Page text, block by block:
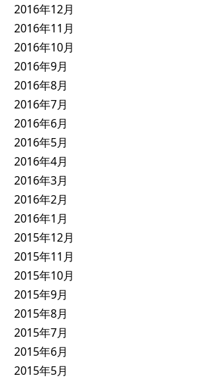
2016年12月
2016年11月
2016年10月
2016年9月
2016年8月
2016年7月
2016年6月
2016年5月
2016年4月
2016年3月
2016年2月
2016年1月
2015年12月
2015年11月
2015年10月
2015年9月
2015年8月
2015年7月
2015年6月
2015年5月